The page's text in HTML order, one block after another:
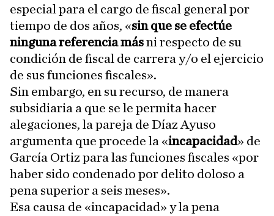
especial para el cargo de fiscal general por
tiempo de dos años, «sin que se efectúe
ninguna referencia másni respecto de su
condición de fiscal de carrera y/o el ejercicio
de sus funciones fiscales».
Sin embargo, en su recurso, de manera
subsidiaria a que se le permita hacer
alegaciones, la pareja de Díaz Ayuso
argumenta que procede la «incapacidad» de
García Ortiz para las funciones fiscales «por
haber sido condenado por delito doloso a
pena superior a seis meses».
Esa causa de «incapacidad» y la pena